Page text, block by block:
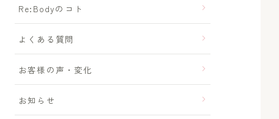
Re:Bodyのコト
よくある質問
お客様の声・変化
お知らせ